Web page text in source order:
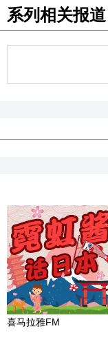
系列相关报道
喜马拉雅FM